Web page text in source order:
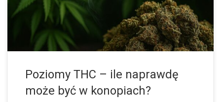
Poziomy THC – ile naprawdę
może być w konopiach?